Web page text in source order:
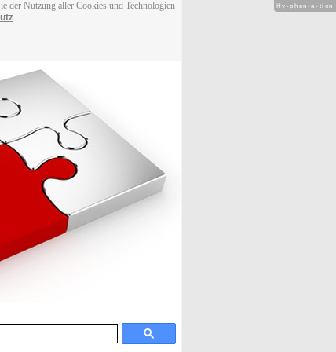
der Nutzung aller Cookies und Technologien
Hy-phen-a-tion